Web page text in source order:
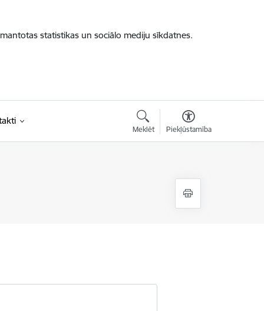
statistikas un sociālo mediju sīkdatnes.
Meklēt Piekļūstamība